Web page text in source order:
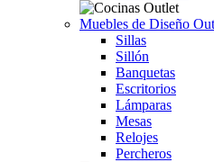
Muebles de Diseño
Sillas
Sillón
Banquetas
Escritorios
Lámparas
Mesas
Relojes
Percheros